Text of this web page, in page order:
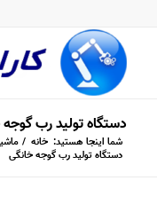
دستگاه تولید رب
شما اینجا هستید: خانه /
دستگاه تولید رب گوجه خانگی